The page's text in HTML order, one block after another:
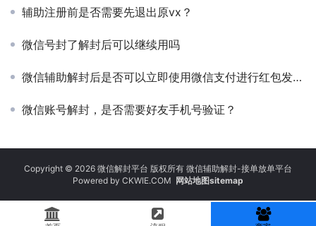
辅助注册前是否需要先退出原vx？
微信号封了解封后可以继续用吗
微信辅助解封后是否可以立即使用微信支付进行红包发送？
微信账号解封，是否需要好友手机号验证？
Copyright © 2026 微信解封平台 版权所有 微信辅助解封-接单放单平台
Powered by CKWIE.COM 网站地图sitemap